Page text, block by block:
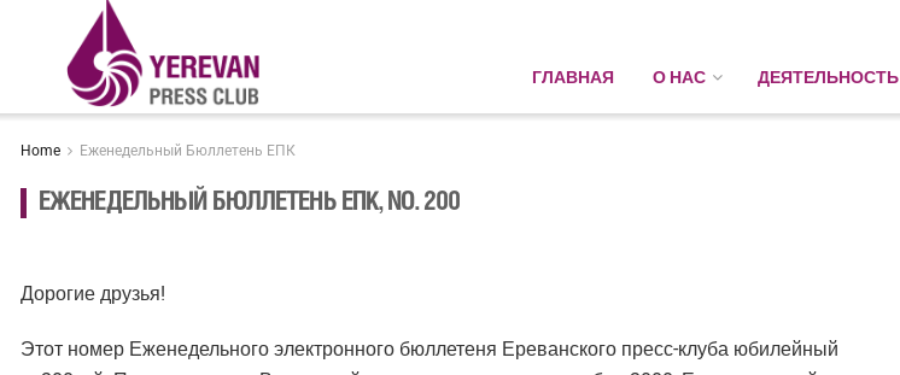
ГЛАВНАЯ О НАС ДЕЯТЕЛЬНОСТЬ
Home Еженедельный Бюллетень ЕПК
ЕЖЕНЕДЕЛЬНЫЙ БЮЛЛЕТЕНЬ ЕПК, NO. 200
Дорогие друзья!
Этот номер Еженедельного электронного бюллетеня Ереванского пресс-клуба юбилейный